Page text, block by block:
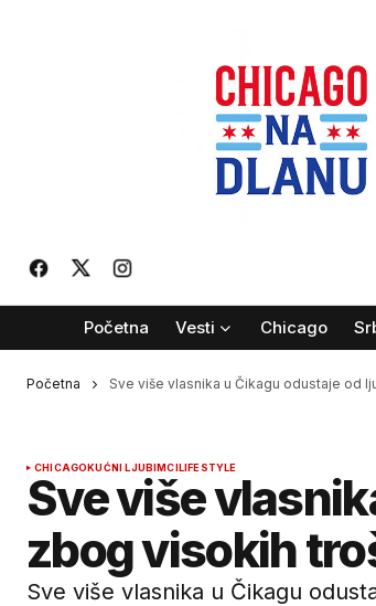
Početna Vesti Chicago
Početna Sve više vlasnika u Čikagu odustaje od
CHICAGOKUĆNI LJUBIMCILIFESTYLE
Sve više
zbog visokih
Sve više vlasnika u Čikagu